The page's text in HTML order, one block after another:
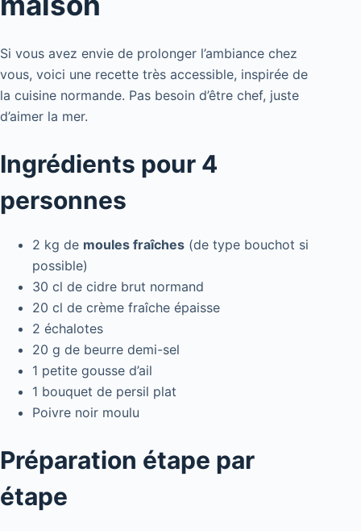
Si vous avez envie de prolonger l’ambiance chez
vous, voici une recette très accessible, inspirée de
la cuisine normande. Pas besoin d’être chef, juste
d’aimer la mer.
Ingrédients pour 4
personnes
2 kg de moules fraîches (de type bouchot si
possible)
30 cl de cidre brut normand
20 cl de crème fraîche épaisse
2 échalotes
20 g de beurre demi-sel
1 petite gousse d’ail
1 bouquet de persil plat
Poivre noir moulu
Préparation étape par
étape